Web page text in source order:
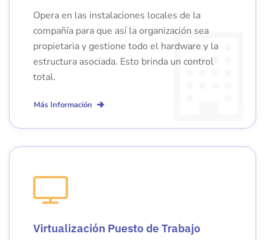
Opera en las instalaciones locales de la
compañía para que así la organización sea
propietaria y gestione todo el hardware y la
estructura asociada. Esto brinda un control
total.
Más Información
Virtualización Puesto de Trabajo